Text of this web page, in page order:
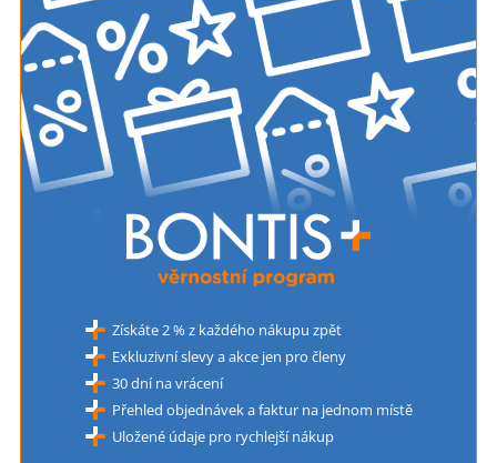
Získáte 2 % z každého nákupu zpět
Exkluzivní slevy a akce jen pro členy
30 dní na vrácení
Přehled objednávek a faktur na jednom místě
Uložené údaje pro rychlejší nákup